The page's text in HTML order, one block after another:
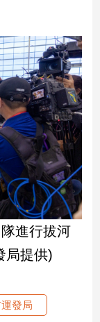
進行拔河
局提供)
發局